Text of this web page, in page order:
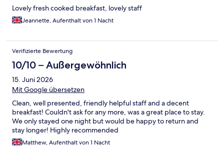
Lovely fresh cooked breakfast, lovely staff
Jeannette, Aufenthalt von 1 Nacht
Verifizierte Bewertung
10/10 – Außergewöhnlich
15. Juni 2026
Mit Google übersetzen
Clean, well presented, friendly helpful staff and a decent
breakfast! Couldn't ask for any more, was a great place to stay.
We only stayed one night but would be happy to return and
stay longer! Highly recommended
Matthew, Aufenthalt von 1 Nacht